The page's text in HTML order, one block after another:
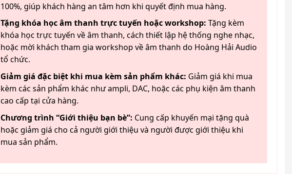
100%, giúp khách hàng an tâm hơn khi quyết định mua hàng.
Tặng khóa học âm thanh trực tuyến hoặc workshop: Tặng kèm
khóa học trực tuyến về âm thanh, cách thiết lập hệ thống nghe nhạc,
hoặc mời khách tham gia workshop về âm thanh do Hoàng Hải Audio
tổ chức.
Giảm giá đặc biệt khi mua kèm sản phẩm khác: Giảm giá khi mua
kèm các sản phẩm khác như ampli, DAC, hoặc các phụ kiện âm thanh
cao cấp tại cửa hàng.
Chương trình “Giới thiệu bạn bè”: Cung cấp khuyến mại tặng quà
hoặc giảm giá cho cả người giới thiệu và người được giới thiệu khi
mua sản phẩm.